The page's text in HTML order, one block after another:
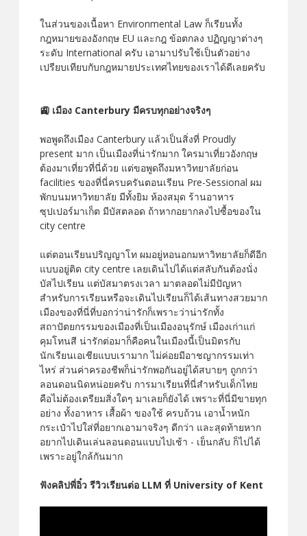
ในส่วนของเนื้อหา Environmental Law ก็เรียนทั้ง
กฎหมายของอังกฤษ EU และกฎ ข้อตกลง ปฏิญญาต่างๆ
ระดับ International ครับ เอามาปรับใช้เป็นตัวอย่าง
เปรียบเทียบกับกฎหมายประเทศไทยของเราได้ดีเลยครับ
🚉 เมือง Canterbury มีครบทุกอย่างจริงๆ
พอพูดถึงเมือง Canterbury แล้วเป็นสิ่งที่ Proudly
present มาก เป็นเมืองที่น่ารักมาก ใครมาเที่ยวอังกฤษ
ต้องมาเที่ยวที่นี่ด้วย แต่ขอพูดถึงมหาวิทยาลัยก่อน
facilities ของที่นี่ครบครันตอนเรียน Pre-Sessional ผม
พักบนมหาวิทยาลัย มีทั้งยิม ห้องสมุด ร้านอาหาร
ซุปเปอร์มาเก็ต มีบัสตลอด ถ้าหากอยากลงไปซื้อของใน
city centre
แต่ตอนเรียนปริญญาโท ผมอยู่หอนอกมหาวิทยาลัยก็ดีอีก
แบบอยู่ติด city centre เลยเดินไปได้แต่สลับกันต้องนั่ง
บัสไปเรียน แต่บัสมาตรงเวลา มาตลอดไม่มีปัญหา
สำหรับการเรียนหรือจะเดินไปเรียนก็ได้เส้นทางสวยมาก
เมืองของที่นี่ที่บอกว่าน่ารักก็เพราะว่าน่ารักทั้ง
สถาปัตยกรรมของเมืองที่เป็นเมืองอนุรักษ์ เมืองเก่าแก่
คุมโทนสี น่ารักต่อมาก็คือคนในเมืองนี้เป็นมิตรกับ
นักเรียนเอเชียแบบเรามาก ไม่ค่อยมีอาชญากรรมเท่า
ไหร่ ส่วนค่าครองชีพก็น่ารักพอกันอยู่ได้สบายๆ ถูกกว่า
ลอนดอนนิดหน่อยครับ การมาเรียนที่นี่สำหรับเด็กไทย
คือไม่ต้องเตรียมสิ่งใดๆ มาเลยก็ยังได้ เพราะที่นี่มีขายทุก
อย่าง ทั้งอาหาร เสื้อผ้า ของใช้ ครบถ้วน เอาน้ำหนัก
กระเป๋าไปใส่ที่อยากเอามาจริงๆ ดีกว่า และสุดท้ายหาก
อยากไปเดินเล่นลอนดอนแบบไปเช้า - เย็นกลับ ก็ไปได้
เพราะอยู่ใกล้กันมาก
ฟังคลิปพี่อิ๋ว รีวิวเรียนต่อ LLM ที่ University of Kent